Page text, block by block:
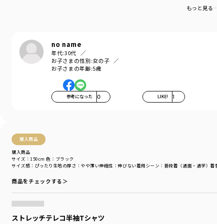
もっと見る
no name
年代:30代
お子さまの性別:女の子
お子さまの年齢:5歳
参考になった 0 LIKE! 1
購入商品
購入商品
サイズ感 ：ぴったり 生地の厚さ ：やや薄い伸縮性 ：伸びない着用シーン ：普段着（通園・通学）着
サイズ：150cm 色：ブラック
商品をチェックする＞
ストレッチテレコ半袖Tシャツ